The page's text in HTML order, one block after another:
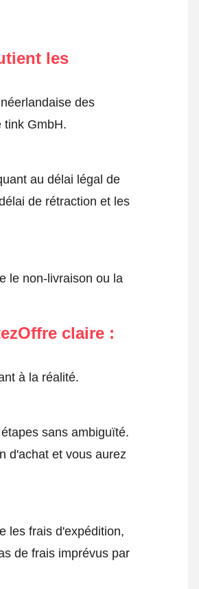
les
des
tink GmbH.
au délai légal de
de rétraction et les
le non-livraison ou la
claire :
à la réalité.
sans ambiguïté.
d'achat et vous aurez
les frais d'expédition,
de frais imprévus par